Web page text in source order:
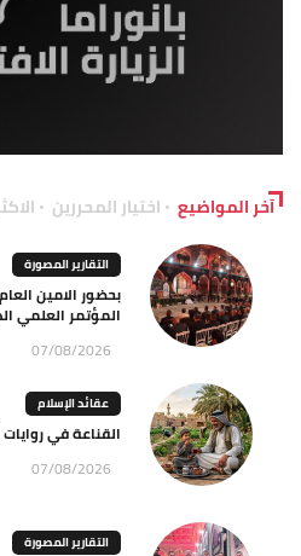
آخر المواضيع اختيار المحررين
التقارير المصورة
بحضور الامين
المؤتمر العلمي
07/08/2026
عقائد الإسلام
القناعة في
07/08/2026
التقارير المصورة